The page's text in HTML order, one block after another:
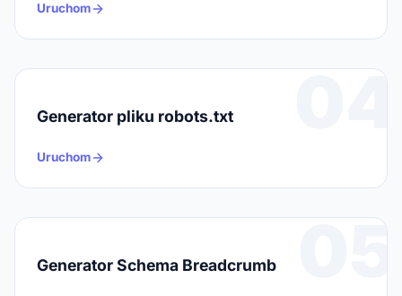
Uruchom
Generator pliku robots.txt
Uruchom
05
Generator Schema Breadcrumb